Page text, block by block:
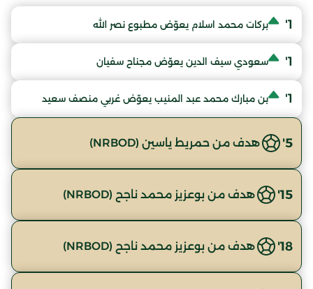
1' بركات محمد اسلام يعوّض مطبوع نصر الله
1' سعودي سيف الدين يعوّض مجناح سفيان
1' بن مبارك محمد عبد المنيب يعوّض غربي منصف سعيد
5' هدف من حمريط ياسين (NRBOD)
15' هدف من بوعزيز محمد ناجح (NRBOD)
18' هدف من بوعزيز محمد ناجح (NRBOD)